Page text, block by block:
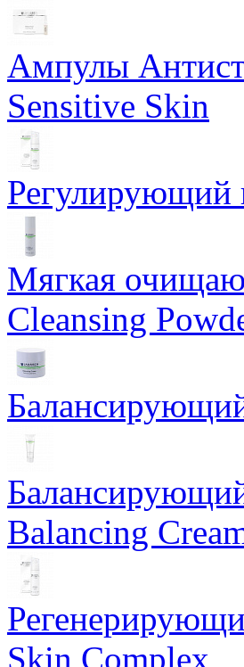
Ампулы
Sensitive Skin
Регулирующий
Мягкая
Cleansing
Balancing
Skin Complex